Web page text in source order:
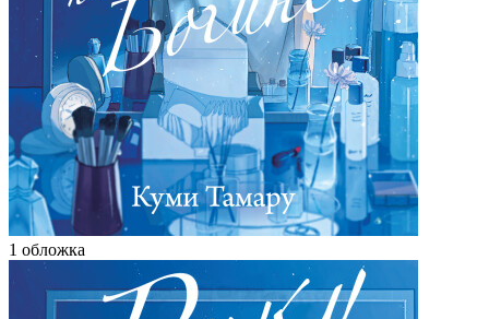
1 обложка